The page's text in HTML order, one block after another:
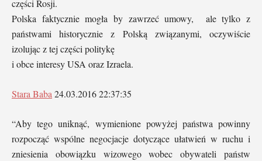
części Rosji.
Polska faktycznie mogła by zawrzeć umowy, ale tylko z
państwami historycznie z Polską związanymi, oczywiście
izolując z tej części politykę
i obce interesy USA oraz Izraela.
Stara Baba 24.03.2016 22:37:35
“Aby tego uniknąć, wymienione powyżej państwa powinny
rozpocząć wspólne negocjacje dotyczące ułatwień w ruchu i
zniesienia obowiązku wizowego wobec obywateli państw